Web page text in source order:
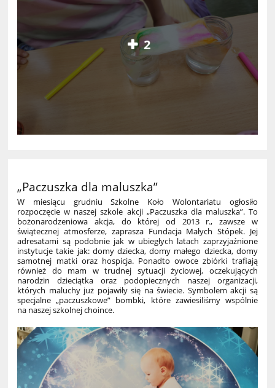
2
„Paczuszka dla maluszka”
W miesiącu grudniu Szkolne Koło Wolontariatu ogłosiło
rozpoczęcie w naszej szkole akcji „Paczuszka dla maluszka”. To
bożonarodzeniowa akcja, do której od 2013 r., zawsze w
świątecznej atmosferze, zaprasza Fundacja Małych Stópek. Jej
adresatami są podobnie jak w ubiegłych latach zaprzyjaźnione
instytucje takie jak: domy dziecka, domy małego dziecka, domy
samotnej matki oraz hospicja. Ponadto owoce zbiórki trafiają
również do mam w trudnej sytuacji życiowej, oczekujących
narodzin dzieciątka oraz podopiecznych naszej organizacji,
których maluchy już pojawiły się na świecie. Symbolem akcji są
specjalne „paczuszkowe” bombki, które zawiesiliśmy wspólnie
na naszej szkolnej choince.